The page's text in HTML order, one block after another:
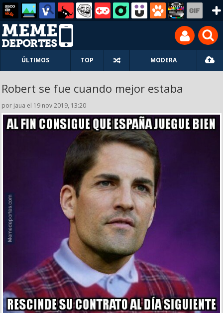
ÚLTIMOS TOP MODERA
Robert se fue cuando mejor estaba
por jaua el 19 nov 2019, 13:20